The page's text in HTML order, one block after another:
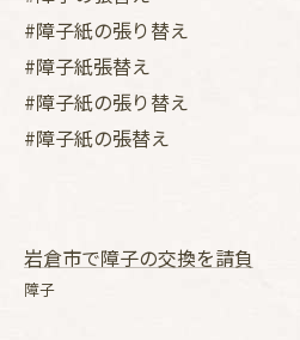
#障子紙の張り替え
#障子紙張替え
#障子紙の張り替え
#障子紙の張替え
岩倉市で障子の交換を請負
障子